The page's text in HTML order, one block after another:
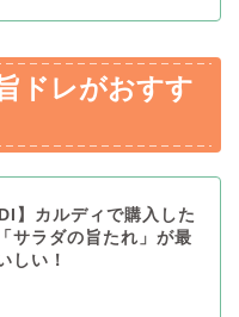
ドレがおすす
】カルディで購入した
サラダの旨たれ」が最
しい！